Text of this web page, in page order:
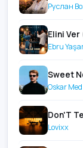
Руслан
Elini
Ebru
Sweet
Oskar
Don'T
Lovixx